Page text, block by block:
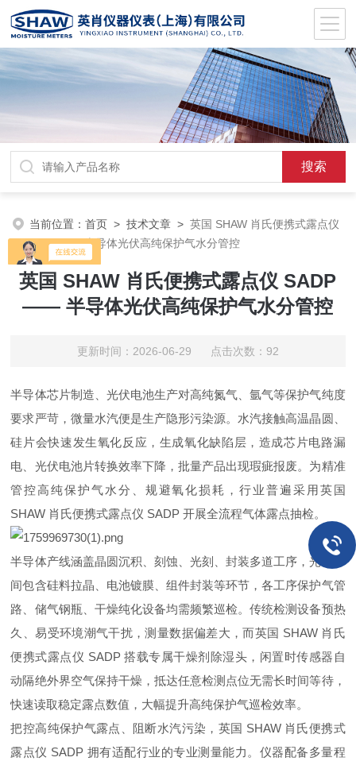
当前位置：首页 >技术文章 >英国 SHAW 肖氏便携式露点仪
SADP—— 半导体光伏高纯保护气水分管控
英国 SHAW 肖氏便携式露点仪 SADP
—— 半导体光伏高纯保护气水分管控
更新时间：2026-06-29 点击次数：92
半导体芯片制造、光伏电池生产对高纯氮气、氩气等保护气纯度
要求严苛，微量水汽便是生产隐形污染源。水汽接触高温晶圆、
硅片会快速发生氧化反应，生成氧化缺陷层，造成芯片电路漏
电、光伏电池片转换效率下降，批量产品出现瑕疵报废。为精准
管控高纯保护气水分、规避氧化损耗，行业普遍采用英国
SHAW 肖氏便携式露点仪 SADP 开展全流程气体露点抽检。
半导体产线涵盖晶圆沉积、刻蚀、光刻、封装多道工序，光伏车
间包含硅料拉晶、电池镀膜、组件封装等环节，各工序保护气管
路、储气钢瓶、干燥纯化设备均需频繁巡检。传统检测设备预热
久、易受环境潮气干扰，测量数据偏差大，而英国 SHAW 肖氏
便携式露点仪 SADP 搭载专属干燥剂除湿头，闲置时传感器自
动隔绝外界空气保持干燥，抵达任意检测点位无需长时间等待，
快速读取稳定露点数值，大幅提升高纯保护气巡检效率。
把控高纯保护气露点、阻断水汽污染，英国 SHAW 肖氏便携式
露点仪 SADP 拥有适配行业的专业测量能力。仪器配备多量程